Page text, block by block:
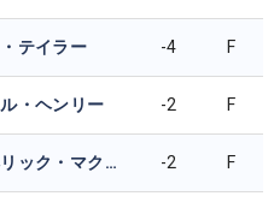
テイラー -4 F
・ヘンリー -2 F
マーベリック・マクニーリー -2 F